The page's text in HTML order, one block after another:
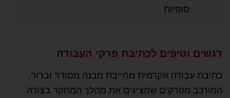
סופיות
דגשים וטיפים לכתיבת פרקי העבודה
כתיבת עבודה אקדמית מחייבת מבנה מסודר וברור,
המורכב מפרקים שמציגים את מהלך המחקר בצורה